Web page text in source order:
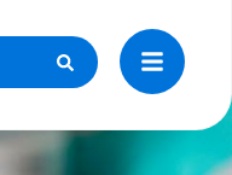
С COVID-19 У